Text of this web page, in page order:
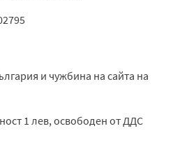
и чужбина на сайта на
1 лев, освободен от ДДС